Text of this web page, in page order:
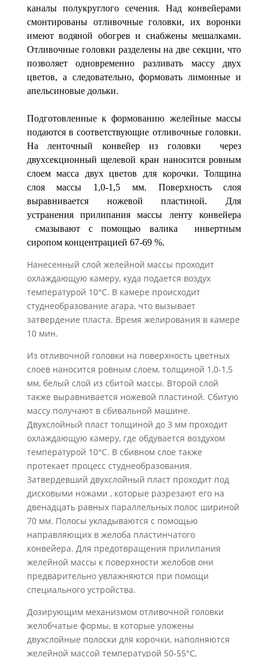
каналы полукруглого сечения. Над конвейерами
смонтированы отливочные го­ловки, их воронки
имеют водяной обогрев и снабжены мешалка­ми.
Отливочные головки разделены на две секции, что
позволяет одновременно разливать массу двух
цветов, а следовательно, формовать лимонные и
апельсиновые дольки.
Подготовленные к формованию желейные массы
подаются в соответствующие отливочные головки.
На ленточный конвейер из го­ловки через
двухсекционный щелевой кран наносится ровным
слоем мас­са двух цветов для корочки. Толщина
слоя массы 1,0-1,5 мм. Поверхность слоя
выравнивается ножевой пластиной. Для
устранения прилипания мас­сы ленту конвейера
смазывают с помощью валика инвертным
сиропом концентрацией 67-69 %.
Нанесенный слой желейной массы проходит
охлаждающую камеру, куда подается воздух
температурой 10°С. В камере происходит
студнеобразование агара, что вызывает
затвердение пласта. Время желирования в камере
10 мин.
Из отливочной головки на поверхность цветных
слоев наносится ровным слоем, толщиной 1,0-1,5
мм, белый слой из сбитой массы. Второй слой
также выравнивается ножевой пластиной. Сбитую
массу получают в сбивальной машине.
Двухслойный пласт толщиной до 3 мм проходит
охлаждающую камеру, где обдувается воздухом
температурой 10°С. В сбивном слое также
протекает процесс студнеобразования.
Затвердевший двухслойный пласт проходит под
дисковыми ножами , которые разрезают его на
двенадцать равных параллельных полос шириной
70 мм. Полосы укладываются с помощью
направляющих в желоба пластинчатого
конвейера. Для предотвращения прилипания
желейной массы к поверхности желобов они
предварительно увлажняются при помощи
специального устройства.
Дозирующим механизмом отливочной головки
желобчатые формы, в которые уложены
двухслойные полоски для корочки, наполняются
желейной массой температурой 50-55°С,